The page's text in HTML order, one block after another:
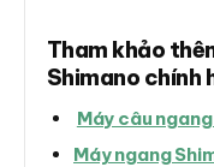
Tham khảo
Shimano chính
Máy câu
Máy ngang